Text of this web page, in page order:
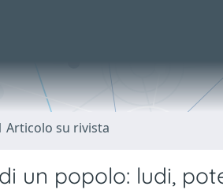
Articolo su rivista
un popolo: ludi,